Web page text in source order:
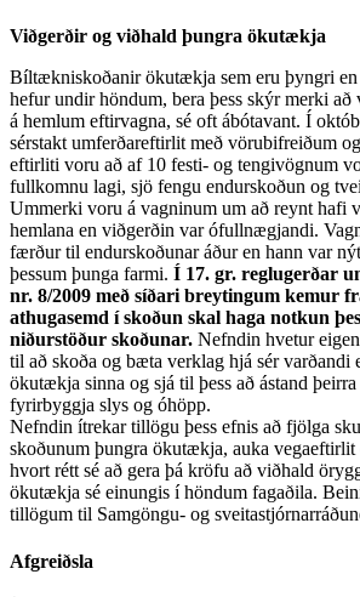
Viðgerðir og viðhald þungra ökutækja
Bíltækniskoðanir ökutækja sem eru þyngri
hefur undir höndum, bera þess skýr merki að
á hemlum eftirvagna, sé oft ábótavant. Í
sérstakt umferðareftirlit með vörubifreiðum
eftirliti voru að af 10 festi- og tengivögnum
fullkomnu lagi, sjö fengu endurskoðun og
Ummerki voru á vagninum um að reynt hafi
hemlana en viðgerðin var ófullnægjandi.
færður til endurskoðunar áður en hann var
þessum þunga farmi. Í 17. gr. reglugerðar
nr. 8/2009 með síðari breytingum kemur
athugasemd í skoðun skal haga notkun
niðurstöður skoðunar. Nefndin hvetur
til að skoða og bæta verklag hjá sér varðandi
ökutækja sinna og sjá til þess að ástand
fyrirbyggja slys og óhöpp.
Nefndin ítrekar tillögu þess efnis að fjölga
skoðunum þungra ökutækja, auka
hvort rétt sé að gera þá kröfu að viðhald
ökutækja sé einungis í höndum fagaðila.
tillögum til Samgöngu- og
Afgreiðsla